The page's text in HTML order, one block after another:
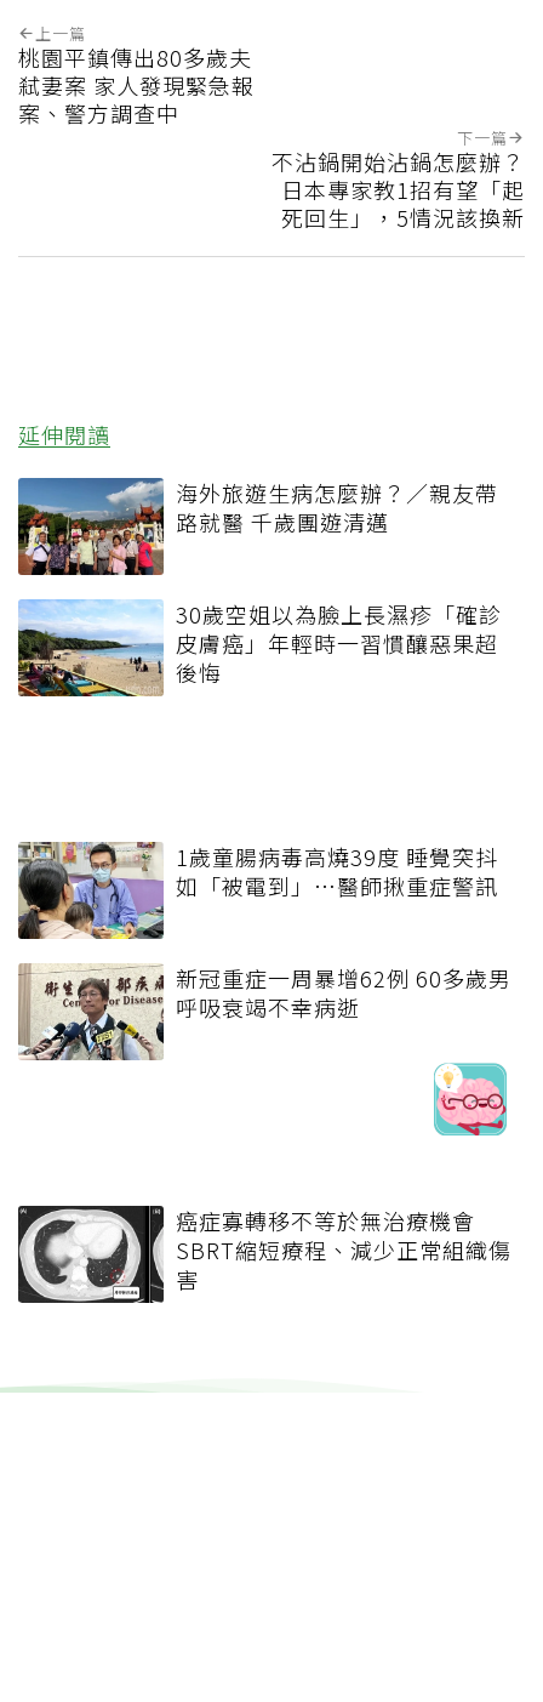
上一篇
桃園平鎮傳出80多歲夫
弒妻案 家人發現緊急報
案、警方調查中
下一篇
不沾鍋開始沾鍋怎麼辦？
日本專家教1招有望「起
死回生」，5情況該換新
延伸閱讀
海外旅遊生病怎麼辦？／親友帶
路就醫 千歲團遊清邁
30歲空姐以為臉上長濕疹「確診
皮膚癌」年輕時一習慣釀惡果超
後悔
1歲童腸病毒高燒39度 睡覺突抖
如「被電到」…醫師揪重症警訊
新冠重症一周暴增62例 60多歲男
呼吸衰竭不幸病逝
癌症寡轉移不等於無治療機會
SBRT縮短療程、減少正常組織傷
害